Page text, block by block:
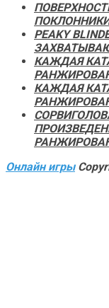
PEAKY
КАЖДАЯ
КАЖДАЯ
Онлайн игры